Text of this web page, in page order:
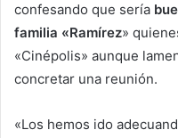
confesando que sería
familia «Ramírez»
«Cinépolis» aunque
concretar una reunión.
«Los hemos ido